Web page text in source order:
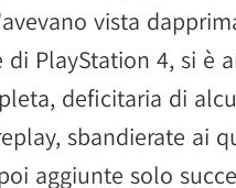
vista
PlayStation 4, si è
deficitaria di
sbandierate ai
aggiunte solo